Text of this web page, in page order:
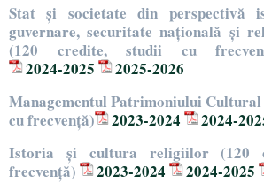
Stat şi societate din perspectivă
guvernare, securitate naţională şi
(120 credite, studii cu
2024-2025
2025-2026
Managementul Patrimoniului
cu frecvență)
2023-2024 2024-
Istoria şi cultura religiilor (120
frecvență)
2023-2024 2024-2025